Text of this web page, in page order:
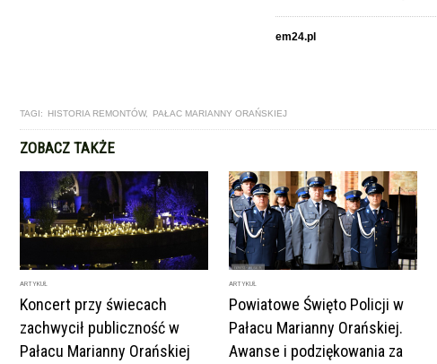
em24.pl
TAGI: HISTORIA REMONTÓW, PAŁAC MARIANNY ORAŃSKIEJ
ZOBACZ TAKŻE
ARTYKUŁ
Koncert przy świecach
zachwycił publiczność w
Pałacu Marianny Orańskiej
ARTYKUŁ
Powiatowe Święto Policji w
Pałacu Marianny Orańskiej.
Awanse i podziękowania za